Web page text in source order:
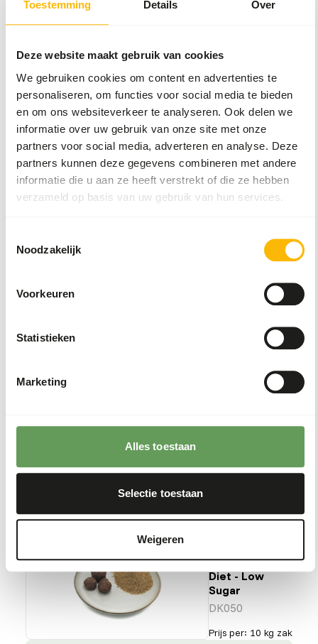
Toestemming Details Over
Deze website maakt gebruik van cookies
We gebruiken cookies om content en advertenties te
personaliseren, om functies voor social media te bieden
en om ons websiteverkeer te analyseren. Ook delen we
informatie over uw gebruik van onze site met onze
partners voor social media, adverteren en analyse. Deze
partners kunnen deze gegevens combineren met andere
informatie die u aan ze heeft verstrekt of die ze hebben
verzameld op basis van uw gebruik van hun services.
Noodzakelijk
Voorkeuren
Statistieken
Marketing
Alles toestaan
Selectie toestaan
Weigeren
DK
Tamarin &
marmoset
diet
DK019
Marmoset
Diet - Low
Sugar
DK050
Prijs per: 10 kg zak